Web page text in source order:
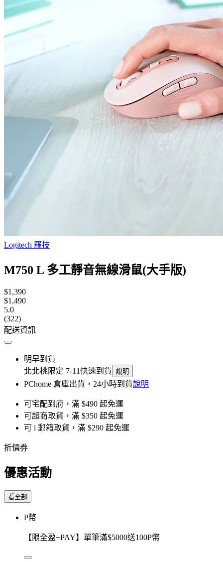
Logitech 羅技
M750 L 多工靜音無線滑鼠(大手版)
$1,390
$1,490
5.0
(322)
配送資訊
明早到貨
北北桃限定 7-11快速到貨 說明
PChome 倉庫出貨，24小時到貨說明
可宅配到府，滿 $490 起免運
可超商取貨，滿 $350 起免運
可 i 郵箱取貨，滿 $290 起免運
折價券
優惠活動
看全部
P幣
【限全盈+PAY】單筆滿$5000送100P幣